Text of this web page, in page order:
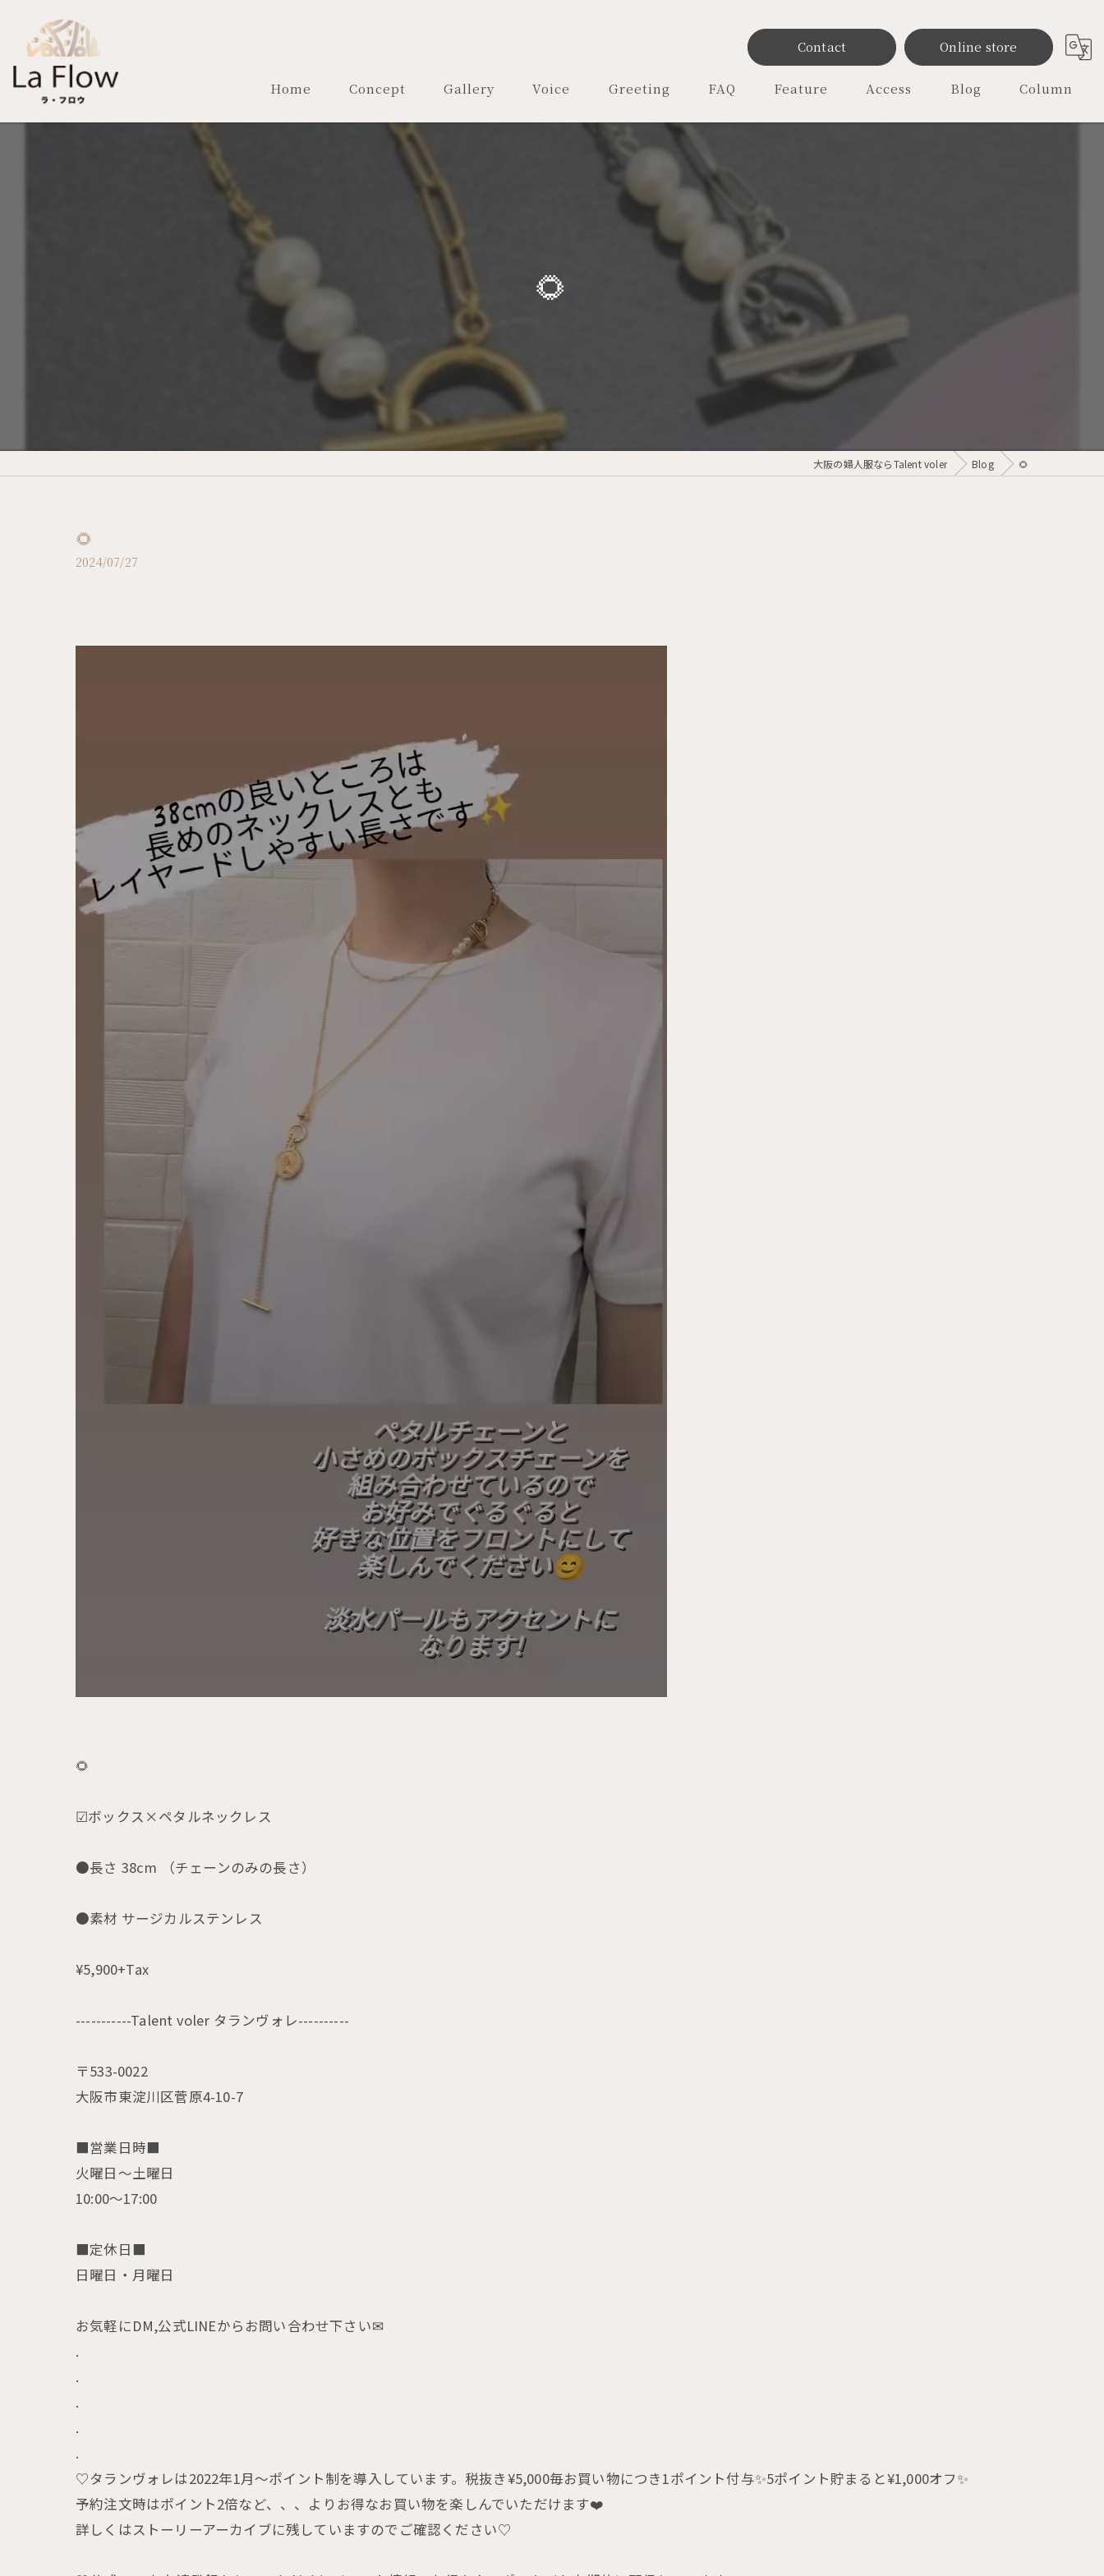
Contact Online store
Home Concept Gallery Voice Greeting FAQ Feature
レディース
オリジナル
セレクトショップ
Access Blog Column
🌻
大阪の婦人服ならTalent voler Blog 🌻
🌻
2024/07/27
🌻
☑ボックス×ペタルネックレス
●長さ 38cm （チェーンのみの長さ）
●素材 サージカルステンレス
¥5,900+Tax
-----------Talent voler タランヴォレ----------
〒533-0022
大阪市東淀川区菅原4-10-7
■営業日時■
火曜日〜土曜日
10:00〜17:00
■定休日■
日曜日・月曜日
お気軽にDM,公式LINEからお問い合わせ下さい✉
.
.
.
.
.
♡タランヴォレは2022年1月〜ポイント制を導入しています。税抜き¥5,000毎お買い物につき1ポイント付与✨5ポイント貯まると¥1,000オフ✨
予約注文時はポイント2倍など、、、よりお得なお買い物を楽しんでいただけます❤️
詳しくはストーリーアーカイブに残していますのでご確認ください♡